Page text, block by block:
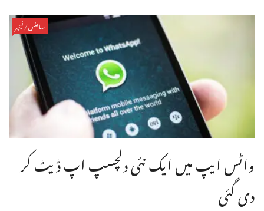
سائنس/فیچر
واٹس ایپ میں ایک نئی دلچسپ اپ ڈیٹ کر
دی گئی